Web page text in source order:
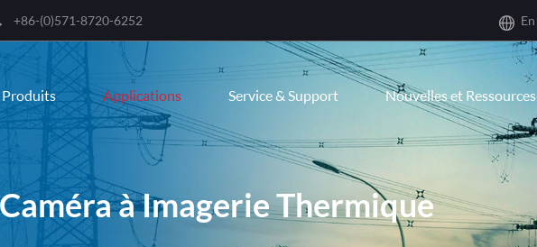
+86-(0)571-8720-6252 En
English
한국어
français
Deutsch
Español
Produits Applications Service & Support Nouvelles et Ressources
à Imagerie Thermique